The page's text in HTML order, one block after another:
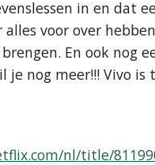
in en dat
voor over
En ook nog
je nog meer!!! Vivo is
nl/title/